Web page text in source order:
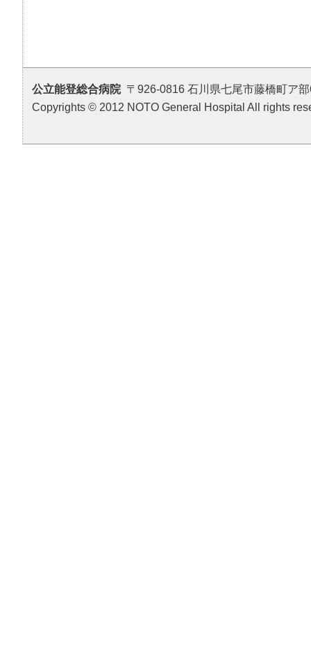
公立能登総合病院〒926-0816 石川県七尾市藤橋町ア
Copyrights © 2012 NOTO General Hospital All rights